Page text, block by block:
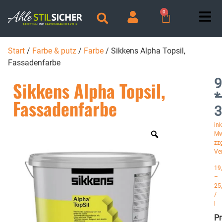
0
Start / Farbe & putz / Farbe / Sikkens Alpha Topsil,
Fassadenfarbe
Sikkens Alpha Topsil,
Fassadenfarbe *
–
/
l